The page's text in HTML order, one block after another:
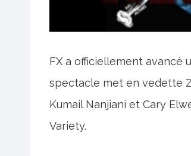
FX a officiellement avancé
spectacle met en vedette
Kumail Nanjiani et Cary
Variety.